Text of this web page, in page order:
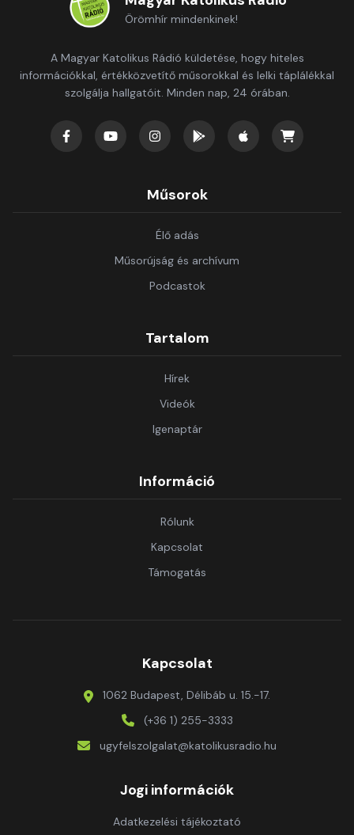
Örömhír mindenkinek!
A Magyar Katolikus Rádió küldetése, hogy hiteles
információkkal, értékközvetítő műsorokkal és lelki táplálékkal
szolgálja hallgatóit. Minden nap, 24 órában.
Műsorok
Élő adás
Műsorújság és archívum
Podcastok
Tartalom
Hírek
Videók
Igenaptár
Információ
Rólunk
Kapcsolat
Támogatás
Kapcsolat
1062 Budapest, Délibáb u. 15.-17.
(+36 1) 255-3333
ugyfelszolgalat@katolikusradio.hu
Jogi információk
Adatkezelési tájékoztató